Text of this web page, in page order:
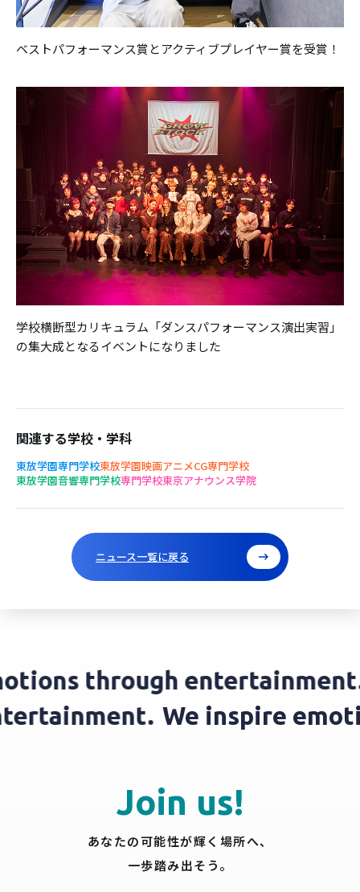
ベストパフォーマンス賞とアクティブプレイヤー賞を受賞！
学校横断型カリキュラム「ダンスパフォーマンス演出実習」
の集大成となるイベントになりました
関連する学校・学科
東放学園専門学校東放学園映画アニメCG専門学校
東放学園音響専門学校専門学校東京アナウンス学院
ニュース一覧に戻る
through entertainment.
entertainment. We inspire
Join us!
あなたの可能性が輝く場所へ、
一歩踏み出そう。